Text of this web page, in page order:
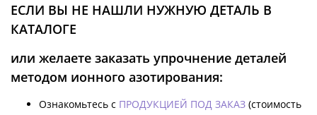
ЕСЛИ ВЫ НЕ НАШЛИ НУЖНУЮ ДЕТАЛЬ В
КАТАЛОГЕ
или желаете заказать упрочнение деталей
методом ионного азотирования:
Ознакомьтесь с ПРОДУКЦИЕЙ ПОД ЗАКАЗ (стоимость